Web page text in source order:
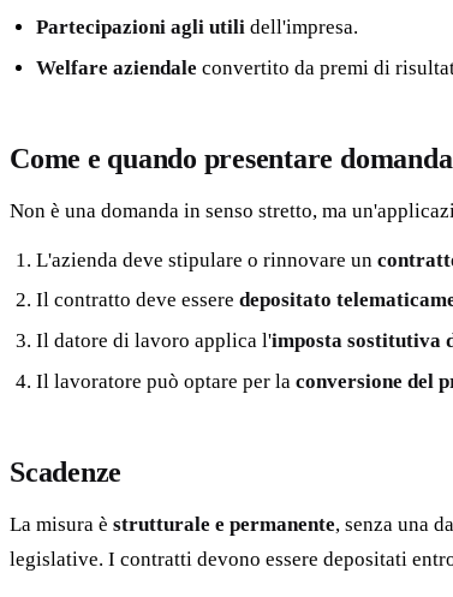
Partecipazioni agli utili dell'impresa.
Welfare aziendale convertito da premi di
Come e quando presentare domanda
Non è una domanda in senso stretto, ma
L'azienda deve stipulare o rinnovare un
Il contratto deve esseredepositato
Il datore di lavoro applica l'imposta sostitutiva
Il lavoratore può optare per laconversione del
Scadenze
La misura è strutturale e permanente, senza una
legislative. I contratti devono essere depositati